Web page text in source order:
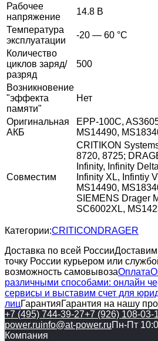
Рабочее
напряжение
14.8 В
Температура
эксплуатации
-20 — 60 °C
Количество
циклов заряд/
разряд
500
Возникновение
"эффекта
памяти"
Нет
Оригинальная
АКБ
EPP-100C,
MS14490,
Совместим
CRITIKON
8720, 8725;
Infinity, Infinity
Infinity XL, Infintiy
MS14490,
SIEMENS Drager
SC6002XL,
Категории:CRITICON DRAGER
Доставка по всей России
точку России курьером или
возможность самовывозаОплата
различными способами: онлайн
сервисы и выставим счет для
лицГарантияГарантия на нашу
+7 (495) 744-39-27+7 (926) 108-03-
power.ruinfo@at-power.ruПн-Пт
Компания